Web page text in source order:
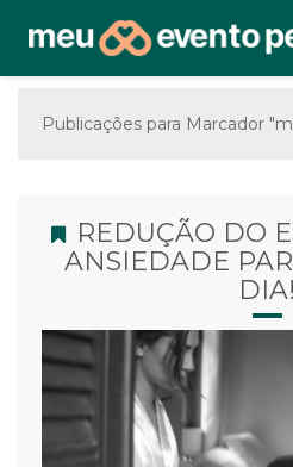
Publicações para Marcador
REDUÇÃO DO
ANSIEDADE
DIA!